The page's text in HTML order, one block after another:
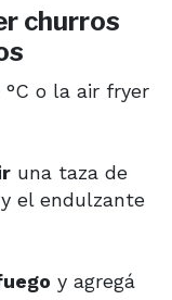
churros
°C o la air fryer
una taza de
el endulzante
y agregá